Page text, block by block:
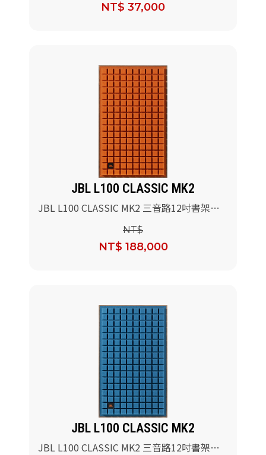
NT$ 37,000
JBL L100 CLASSIC MK2
JBL L100 CLASSIC MK2 三音路12吋書架型
NT$
NT$ 188,000
JBL L100 CLASSIC MK2
JBL L100 CLASSIC MK2 三音路12吋書架型